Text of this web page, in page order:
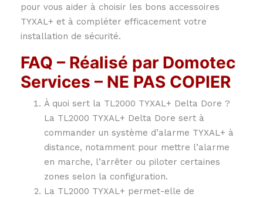
pour vous aider à choisir les bons accessoires
TYXAL+ et à compléter efficacement votre
installation de sécurité.
FAQ – Réalisé par Domotec
Services – NE PAS COPIER
À quoi sert la TL2000 TYXAL+ Delta Dore ?
La TL2000 TYXAL+ Delta Dore sert à
commander un système d’alarme TYXAL+ à
distance, notamment pour mettre l’alarme
en marche, l’arrêter ou piloter certaines
zones selon la configuration.
La TL2000 TYXAL+ permet-elle de